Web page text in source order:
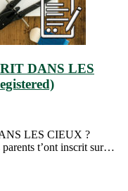
DANS LES
LES CIEUX ?
parents t’ont inscrit sur…